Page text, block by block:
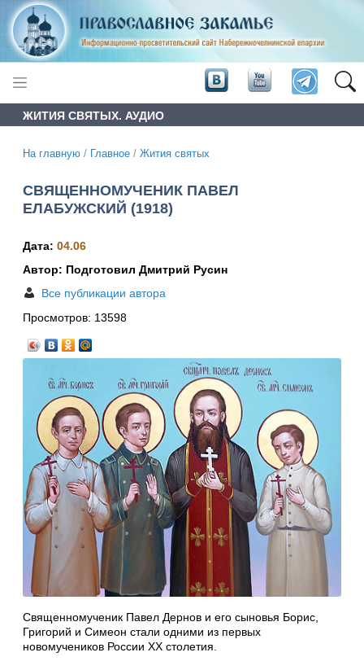
ЖИТИЯ СВЯТЫХ. АУДИО
На главную / Главное / Жития святых
СВЯЩЕННОМУЧЕНИК ПАВЕЛ
ЕЛАБУЖСКИЙ (1918)
Дата: 04.06
Автор: Подготовил Дмитрий Русин
Все публикации автора
Просмотров: 13598
Священномученик Павел Дернов и его сыновья Борис,
Григорий и Симеон стали одними из первых
новомучеников России XX столетия.